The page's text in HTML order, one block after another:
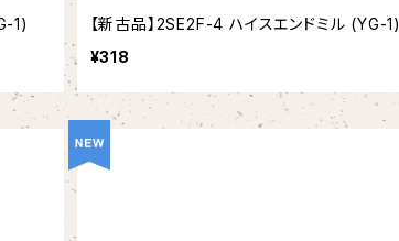
1)
【新古品】2SE2F-4 ハイスエンドミル (YG-1)
¥318